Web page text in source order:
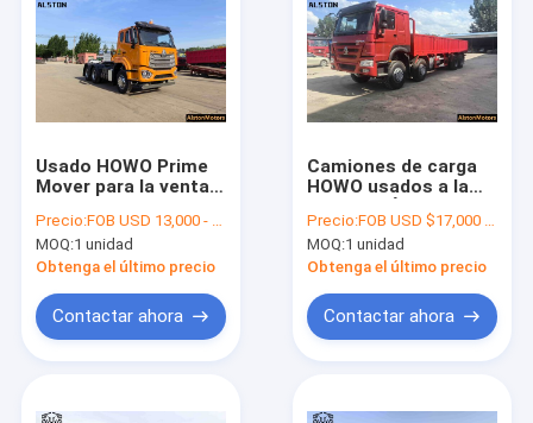
Inicio
Productos
Visita a la fábrica
Control de Calidad
Contacto
Todos los casos
Usado HOWO Prime
Mover para la venta
camión de remolque
Precio:FOB USD 13,000 - 27,000 PER UNIT
MOQ:1 unidad
Obtenga el último precio
Contactar ahora
Camiones de carga
HOWO usados ​​a la
precio y
especificaciones
Precio:FOB USD $17,000 - 28,000 PER UNIT
MOQ:1 unidad
Obtenga el último precio
Contactar ahora